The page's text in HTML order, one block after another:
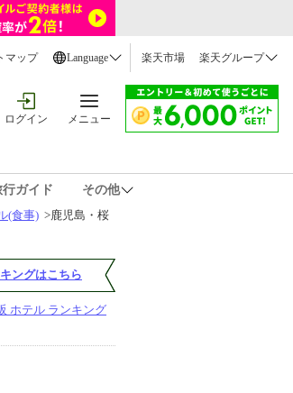
マップ Language 楽天市場 楽天グループ
ログイン メニュー
行ガイド
その他
(食事) >鹿児島・桜
ングはこちら
ホテル ランキング